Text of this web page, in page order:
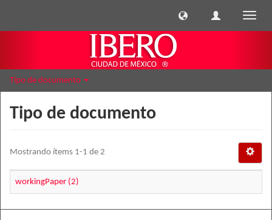
Tipo de documento
Tipo de documento
Mostrando ítems 1-1 de 2
workingPaper (2)